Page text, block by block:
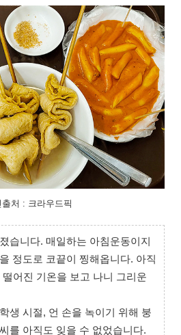
출처 : 크라우드픽
습니다. 매일하는 아침운동이지
정도로 코끝이 찡해옵니다. 아직
어진 기온을 보고 나니 그리운
생 시절, 언 손을 녹이기 위해 붕
를 아직도 잊을 수 없었습니다.